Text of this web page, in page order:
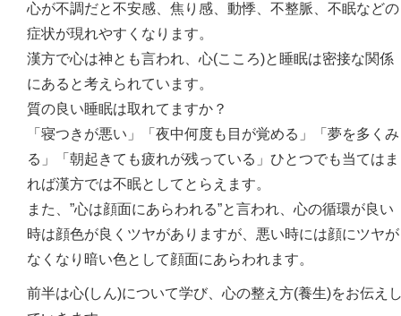
心が不調だと不安感、焦り感、動悸、不整脈、不眠などの
症状が現れやすくなります。
漢方で心は神とも言われ、心(こころ)と睡眠は密接な関係
にあると考えられています。
質の良い睡眠は取れてますか？
「寝つきが悪い」「夜中何度も目が覚める」「夢を多くみ
る」「朝起きても疲れが残っている」ひとつでも当てはま
れば漢方では不眠としてとらえます。
また、”心は顔面にあらわれる”と言われ、心の循環が良い
時は顔色が良くツヤがありますが、悪い時には顔にツヤが
なくなり暗い色として顔面にあらわれます。
前半は心(しん)について学び、心の整え方(養生)をお伝え